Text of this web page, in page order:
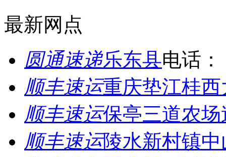
最新网点
圆通速递乐东县电话：
顺丰速运重庆垫江桂
顺丰速运保亭三道农
顺丰速运陵水新村镇